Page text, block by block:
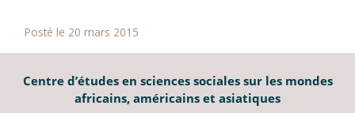
Posté le 20 mars 2015
Centre d’études en sciences sociales sur les mondes
africains, américains et asiatiques